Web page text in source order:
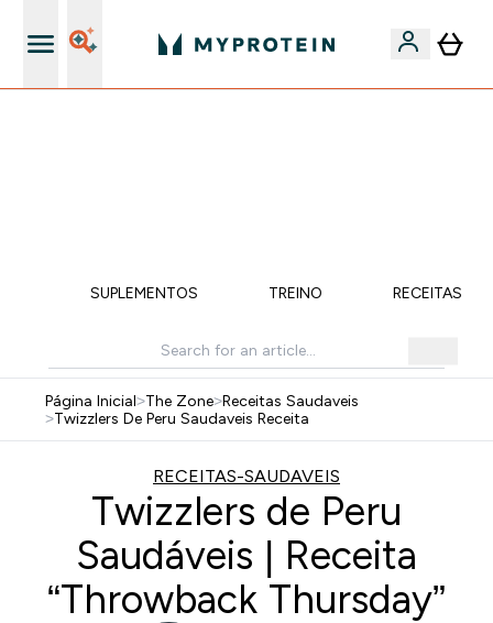
SUPLEMENTOS TREINO RECEITAS
Página Inicial>The Zone>Receitas Saudaveis
>Twizzlers De Peru Saudaveis Receita
RECEITAS-SAUDAVEIS
Twizzlers de Peru
Saudáveis | Receita
“Throwback Thursday”